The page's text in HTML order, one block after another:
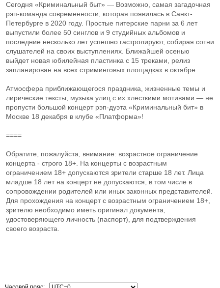
Сегодня «Криминальный быт» — Возможно, самая загадочная
рэп-команда современности, которая появилась в Санкт-
Петербурге в 2020 году. Простые питерские парни за 6 лет
выпустили более 50 синглов и 9 студийных альбомов и
последние несколько лет успешно гастролируют, собирая сотни
слушателей на своих выступлениях. Ближайшей осенью
выйдет новая юбилейная пластинка с 15 треками, релиз
запланирован на всех стриминговых площадках в октябре.
Атмосфера приближающегося праздника, жизненные темы и
лирические тексты, музыка улиц с их хлесткими мотивами — не
пропусти большой концерт рэп-дуэта «Криминальный бит» в
Москве 18 декабря в клубе «Платформа»!
====
Обратите, пожалуйста, внимание: возрастное ограничение
концерта - строго 18+. На концерты с возрастным
ограничением 18+ допускаются зрители старше 18 лет. Лица
младше 18 лет на концерт не допускаются, в том числе в
сопровождении родителей или иных законных представителей.
Для прохождения на концерт с возрастным ограничением 18+,
зрителю необходимо иметь оригинал документа,
удостоверяющего личность (паспорт), для подтверждения
своего возраста.